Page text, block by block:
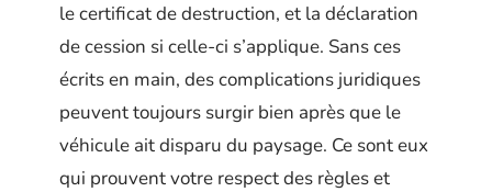
le certificat de destruction, et la déclaration
de cession si celle-ci s’applique. Sans ces
écrits en main, des complications juridiques
peuvent toujours surgir bien après que le
véhicule ait disparu du paysage. Ce sont eux
qui prouvent votre respect des règles et